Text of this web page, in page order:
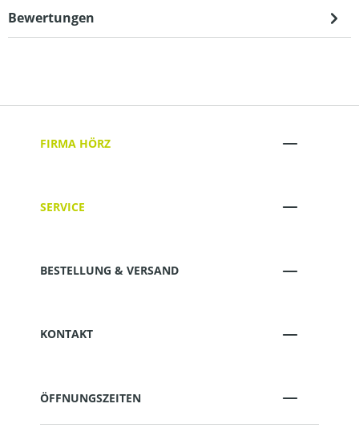
Bewertungen
FIRMA HÖRZ
SERVICE
BESTELLUNG & VERSAND
KONTAKT
ÖFFNUNGSZEITEN